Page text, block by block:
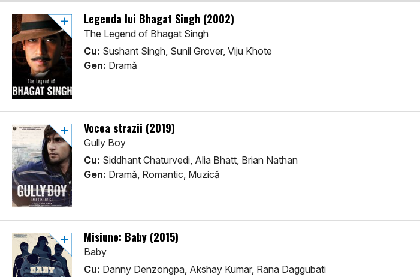
Legenda lui Bhagat Singh (2002)
The Legend of Bhagat Singh
Cu: Sushant Singh, Sunil Grover, Viju Khote
Gen: Dramă
Vocea strazii (2019)
Gully Boy
Cu: Siddhant Chaturvedi, Alia Bhatt, Brian Nathan
Gen: Dramă, Romantic, Muzică
Misiune: Baby (2015)
Baby
Cu: Danny Denzongpa, Akshay Kumar, Rana Daggubati